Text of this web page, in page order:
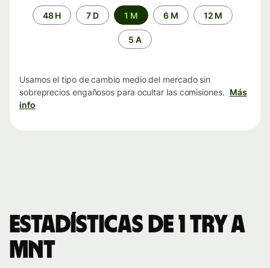
Periodo48 H 7 D 1 M 6 M 12 M
5 A
Usamos el tipo de cambio medio del mercado sin
sobreprecios engañosos para ocultar las comisiones. Más
info
Estadísticas de 1 TRY a
MNT